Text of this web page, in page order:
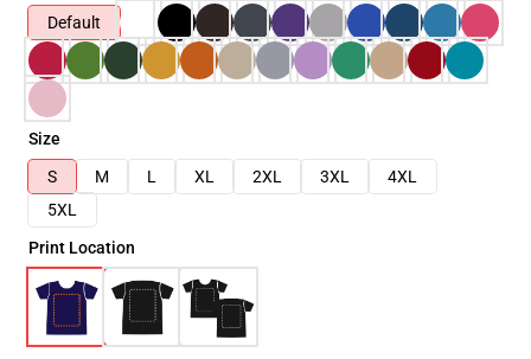
Default
Size
S
M L XL 2XL 3XL
4XL
5XL
Print Location